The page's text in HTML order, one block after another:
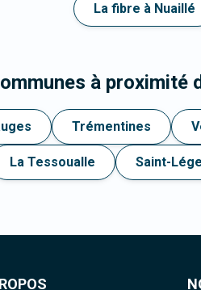
La fibre à Nuaillé
à proximité
Trémentines
La Tessoualle Saint-